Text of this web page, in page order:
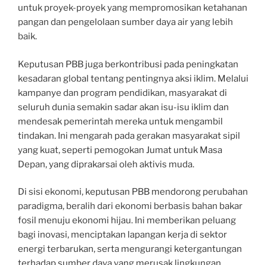
untuk proyek-proyek yang mempromosikan ketahanan
pangan dan pengelolaan sumber daya air yang lebih
baik.
Keputusan PBB juga berkontribusi pada peningkatan
kesadaran global tentang pentingnya aksi iklim. Melalui
kampanye dan program pendidikan, masyarakat di
seluruh dunia semakin sadar akan isu-isu iklim dan
mendesak pemerintah mereka untuk mengambil
tindakan. Ini mengarah pada gerakan masyarakat sipil
yang kuat, seperti pemogokan Jumat untuk Masa
Depan, yang diprakarsai oleh aktivis muda.
Di sisi ekonomi, keputusan PBB mendorong perubahan
paradigma, beralih dari ekonomi berbasis bahan bakar
fosil menuju ekonomi hijau. Ini memberikan peluang
bagi inovasi, menciptakan lapangan kerja di sektor
energi terbarukan, serta mengurangi ketergantungan